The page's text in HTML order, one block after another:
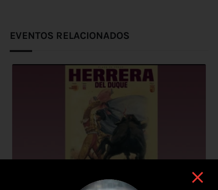
EVENTOS RELACIONADOS